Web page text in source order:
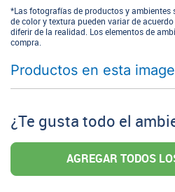
*Las fotografías de productos y
de color y textura pueden variar de
diferir de la realidad. Los elementos de
compra.
Productos en esta
¿Te gusta todo el
AGREGAR TODOS